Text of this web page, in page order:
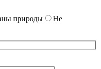
природы
Не